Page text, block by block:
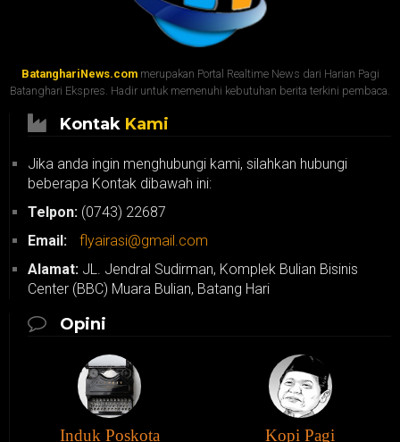
BatanghariNews.commerupakan Portal Realtime News dari Harian Pagi
Batanghari Ekspres. Hadir untuk memenuhi kebutuhan berita terkini pembaca.
Kontak Kami
Jika anda ingin menghubungi kami, silahkan hubungi
beberapa Kontak dibawah ini:
Telpon: (0743) 22687
Email:
flyairasi@gmail.com
Alamat: JL. Jendral Sudirman, Komplek Bulian Bisinis
Center (BBC) Muara Bulian, Batang Hari
Opini
Induk Poskota Kopi Pagi